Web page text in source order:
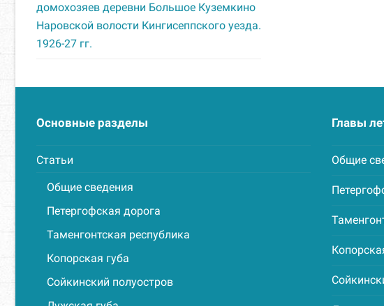
домохозяев деревни Большое Куземкино
Наровской волости Кингисеппского уезда.
1926-27 гг.
Основные разделы
Статьи
Общие сведения
Петергофская дорога
Таменгонтская республика
Копорская губа
Сойкинский полуостров
Главы
Общие